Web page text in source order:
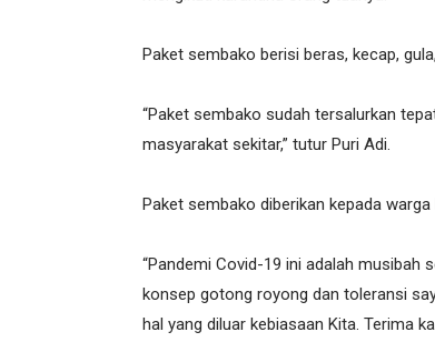
Paket sembako berisi beras, kecap,
“Paket sembako sudah tersalurkan
masyarakat sekitar,” tutur Puri Adi.
Paket sembako diberikan kepada
“Pandemi Covid-19 ini adalah musibah
konsep gotong royong dan toleransi
hal yang diluar kebiasaan Kita. Terima